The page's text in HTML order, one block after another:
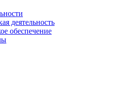
деятельность
обеспечение